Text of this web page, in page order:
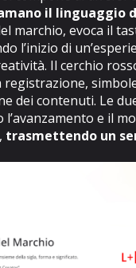
il linguaggio
marchio, evoca il
l’inizio di
Il cerchio
registrazione,
dei contenuti. Le
l’avanzamento e il
trasmettendo un